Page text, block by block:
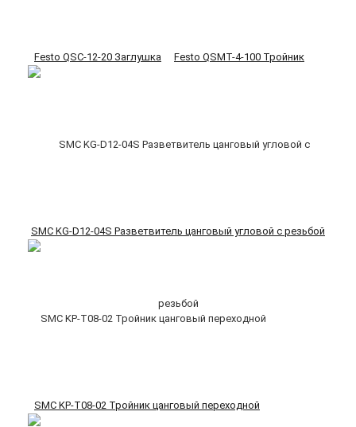
Festo QSC-12-20 Заглушка Festo QSMT-4-100 Тройник
SMC KG-D12-04S Разветвитель цанговый угловой с резьбой
SMC KP-T08-02 Тройник цанговый переходной